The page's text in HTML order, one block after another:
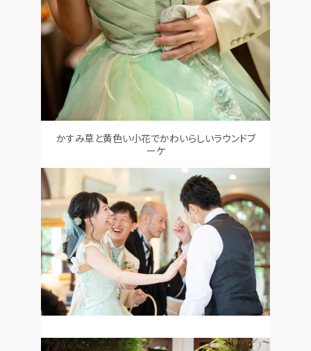
かすみ草と黄色い小花でかわいらしいラウンドブ
ーケ